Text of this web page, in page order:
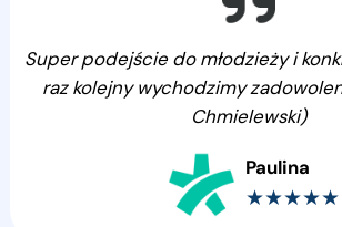
Super podejście do młodzieży i
raz kolejny wychodzimy
Chmielewski)
Paulina
★★★★★